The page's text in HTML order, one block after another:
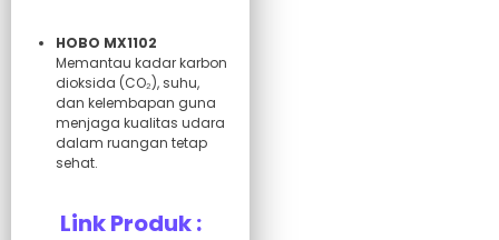
HOBO MX1102
Memantau kadar karbon
dioksida (CO₂), suhu,
dan kelembapan guna
menjaga kualitas udara
dalam ruangan tetap
sehat.
Link Produk :